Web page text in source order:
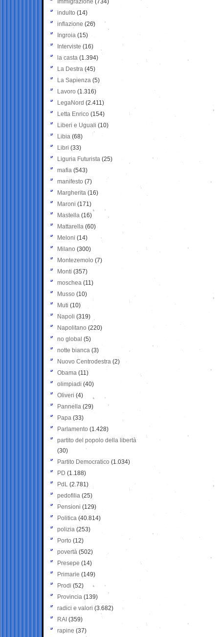
Immigrazione (734)
indulto (14)
inflazione (26)
Ingroia (15)
Interviste (16)
la casta (1.394)
La Destra (45)
La Sapienza (5)
Lavoro (1.316)
LegaNord (2.411)
Letta Enrico (154)
Liberi e Uguali (10)
Libia (68)
Libri (33)
Liguria Futurista (25)
mafia (543)
manifesto (7)
Margherita (16)
Maroni (171)
Mastella (16)
Mattarella (60)
Meloni (14)
Milano (300)
Montezemolo (7)
Monti (357)
moschea (11)
Musso (10)
Muti (10)
Napoli (319)
Napolitano (220)
no global (5)
notte bianca (3)
Nuovo Centrodestra (2)
Obama (11)
olimpiadi (40)
Oliveri (4)
Pannella (29)
Papa (33)
Parlamento (1.428)
partito del popolo della libertà
(30)
Partito Democratico (1.034)
PD (1.188)
PdL (2.781)
pedofilia (25)
Pensioni (129)
Politica (40.814)
polizia (253)
Porto (12)
povertà (502)
Presepe (14)
Primarie (149)
Prodi (52)
Provincia (139)
radici e valori (3.682)
RAI (359)
rapine (37)